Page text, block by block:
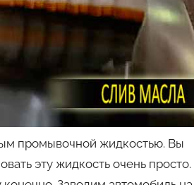
промывочной жидкостью. Вы
эту жидкость очень просто.